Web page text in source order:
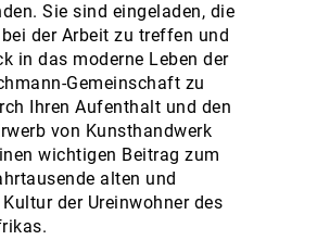
Sie sind eingeladen, die
der Arbeit zu treffen und
in das moderne Leben der
Gemeinschaft zu
Ihren Aufenthalt und den
von Kunsthandwerk
wichtigen Beitrag zum
alten und
der Ureinwohner des